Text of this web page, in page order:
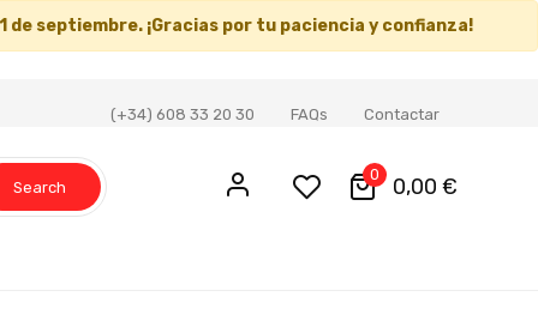
de septiembre. ¡Gracias por tu paciencia y confianza!
(+34) 608 33 20 30 FAQs Contactar
Search
0 0,00 €